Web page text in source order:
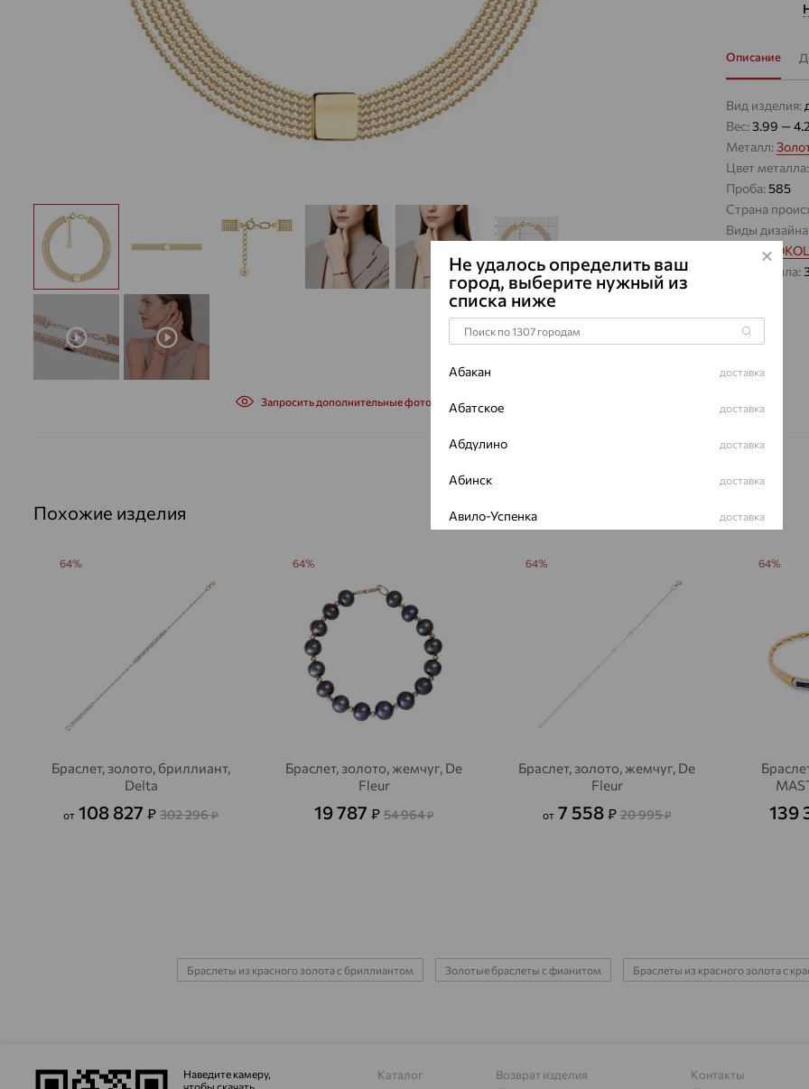
Запросить дополнительные фото
Описание
Вид изделия:
Вес:3.99 —
Металл:
Цвет
Проба:585
Страна
Виды
Бренд:
Вес металла:
Похожие изделия
Браслет, золото, бриллиант,
Delta
от 108 827 ₽ 302 296₽
64%
Браслет, золото, жемчуг, De
Fleur
19 787 ₽ 54 964₽
64%
Браслет, золото, жемчуг, De
Fleur
от 7 558 ₽ 20 995₽
64%
139
64%
Браслеты из красного золота с бриллиантом Золотые браслеты с фианитом Браслеты из красного золота с
Наведите камеру,
чтобы скачать
Каталог
Возврат изделия
Контакты
Не удалось определить ваш
город, выберите нужный из
списка ниже
Абакан доставка
Абатское доставка
Абдулино доставка
Абинск доставка
Авило-Успенка доставка
Азов доставка
Алапаевск доставка